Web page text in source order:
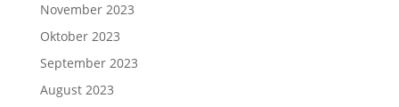
November 2023
Oktober 2023
September 2023
August 2023